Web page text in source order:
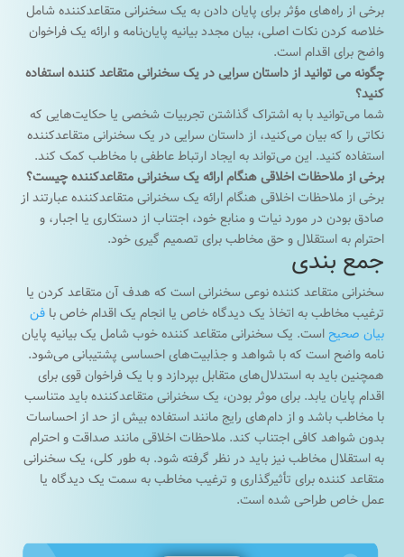
برخی از راه‌های مؤثر برای پایان دادن به یک سخنرانی متقاعدکننده شامل
خلاصه کردن نکات اصلی، بیان مجدد بیانیه پایان‌نامه و ارائه یک فراخوان
واضح برای اقدام است.
چگونه می توانید از داستان سرایی در یک سخنرانی متقاعد کننده استفاده
کنید؟
شما می‌توانید با به اشتراک گذاشتن تجربیات شخصی یا حکایت‌هایی که
نکاتی را که بیان می‌کنید، از داستان سرایی در یک سخنرانی متقاعدکننده
استفاده کنید. این می‌تواند به ایجاد ارتباط عاطفی با مخاطب کمک کند.
برخی از ملاحظات اخلاقی هنگام ارائه یک سخنرانی متقاعدکننده چیست؟
برخی از ملاحظات اخلاقی هنگام ارائه یک سخنرانی متقاعدکننده عبارتند از
صادق بودن در مورد نیات و منابع خود، اجتناب از دستکاری یا اجبار، و
احترام به استقلال و حق مخاطب برای تصمیم گیری خود.
جمع بندی
سخنرانی متقاعد کننده نوعی سخنرانی است که هدف آن متقاعد کردن یا
ترغیب مخاطب به اتخاذ یک دیدگاه خاص یا انجام یک اقدام خاص بافن
بیان صحیح است. یک سخنرانی متقاعد کننده خوب شامل یک بیانیه پایان
نامه واضح است که با شواهد و جذابیت‌های احساسی پشتیبانی می‌شود.
همچنین باید به استدلال‌های متقابل بپردازد و با یک فراخوان قوی برای
اقدام پایان یابد. برای موثر بودن، یک سخنرانی متقاعدکننده باید متناسب
با مخاطب باشد و از دام‌های رایج مانند استفاده بیش از حد از احساسات
بدون شواهد کافی اجتناب کند. ملاحظات اخلاقی مانند صداقت و احترام
به استقلال مخاطب نیز باید در نظر گرفته شود. به طور کلی، یک سخنرانی
متقاعد کننده برای تأثیرگذاری و ترغیب مخاطب به سمت یک دیدگاه یا
عمل خاص طراحی شده است.